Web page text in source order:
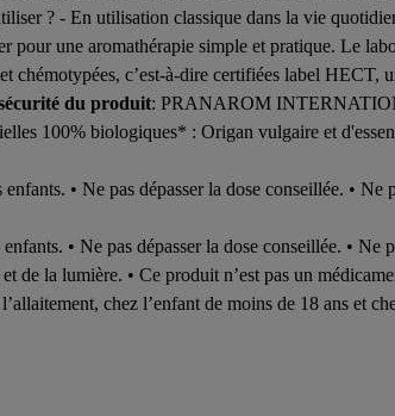
? - En utilisation classique dans la vie
pour une aromathérapie simple et pratique. Le
chémotypées, c’est-à-dire certifiées label
du produit: PRANAROM
100% biologiques* : Origan vulgaire et
• Ne pas dépasser la dose conseillée. •
• Ne pas dépasser la dose conseillée. •
de la lumière. • Ce produit n’est pas un
chez l’enfant de moins de 18 ans et